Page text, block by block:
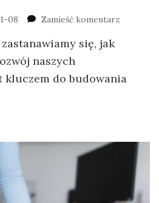
08 Zamieść komentarz
się, jak
naszych
kluczem do budowania